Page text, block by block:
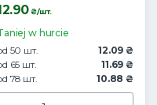
₴/шт.
w hurcie
50 шт.
12.09 ₴
65 шт.
11.69 ₴
78 шт.
10.88 ₴